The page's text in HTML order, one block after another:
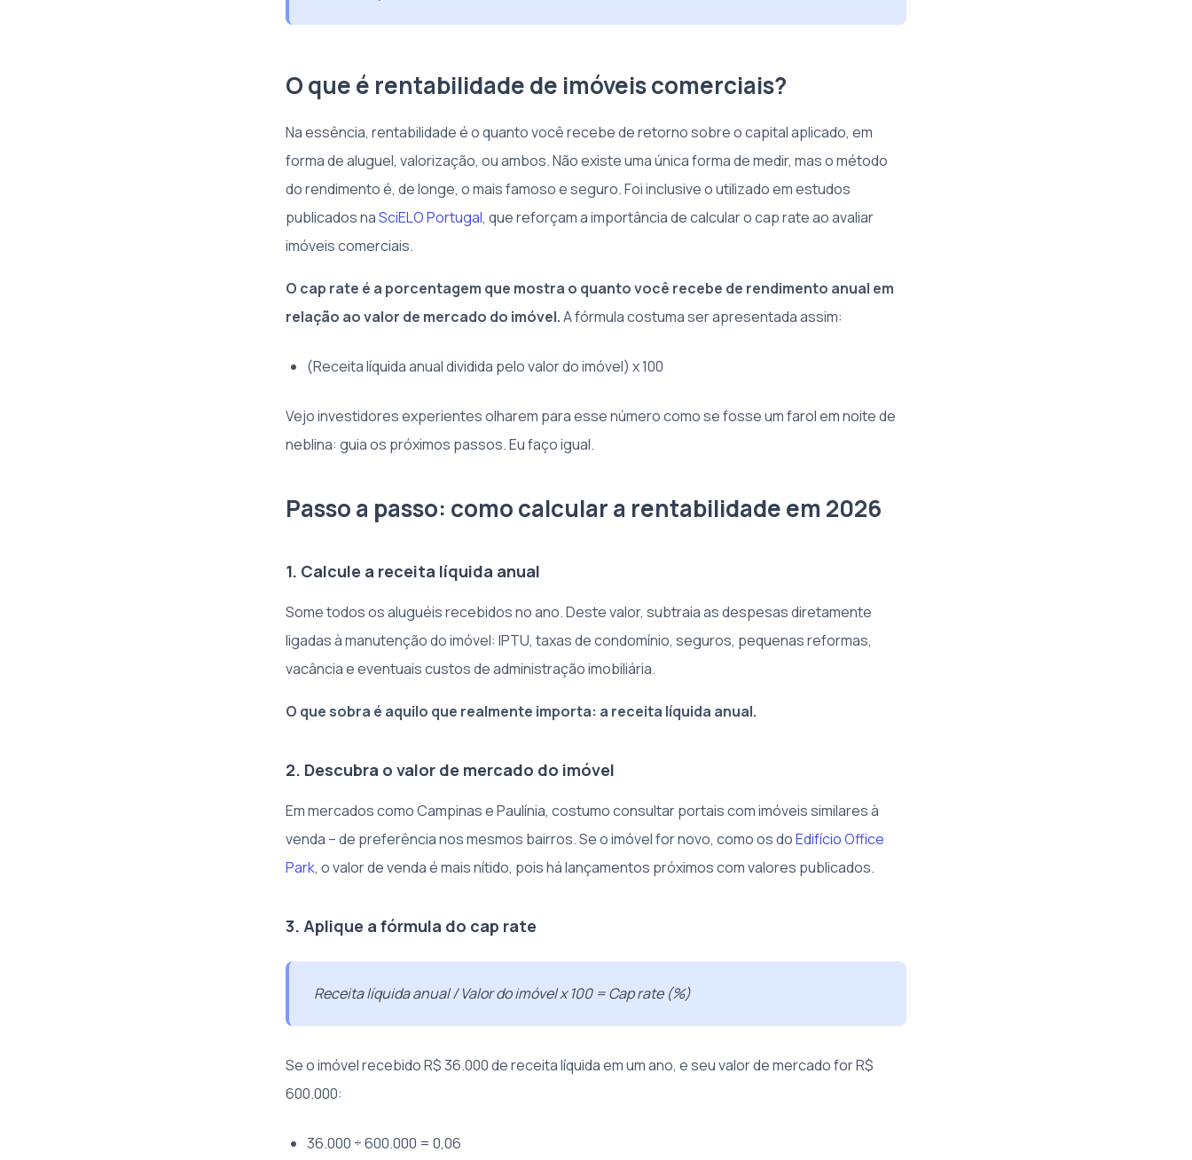
O que é rentabilidade de imóveis comerciais?
Na essência, rentabilidade é o quanto você recebe de retorno sobre o capital aplicado, em
forma de aluguel, valorização, ou ambos. Não existe uma única forma de medir, mas o método
do rendimento é, de longe, o mais famoso e seguro. Foi inclusive o utilizado em estudos
publicados naSciELO Portugal, que reforçam a importância de calcular o cap rate ao avaliar
imóveis comerciais.
O cap rate é a porcentagem que mostra o quanto você recebe de rendimento anual em
relação ao valor de mercado do imóvel.A fórmula costuma ser apresentada assim:
(Receita líquida anual dividida pelo valor do imóvel) x 100
Vejo investidores experientes olharem para esse número como se fosse um farol em noite de
neblina: guia os próximos passos. Eu faço igual.
Passo a passo: como calcular a rentabilidade em 2026
1. Calcule a receita líquida anual
Some todos os aluguéis recebidos no ano. Deste valor, subtraia as despesas diretamente
ligadas à manutenção do imóvel: IPTU, taxas de condomínio, seguros, pequenas reformas,
vacância e eventuais custos de administração imobiliária.
O que sobra é aquilo que realmente importa: a receita líquida anual.
2. Descubra o valor de mercado do imóvel
Em mercados como Campinas e Paulínia, costumo consultar portais com imóveis similares à
venda – de preferência nos mesmos bairros. Se o imóvel for novo, como os doEdifício Office
Park, o valor de venda é mais nítido, pois há lançamentos próximos com valores publicados.
3. Aplique a fórmula do cap rate
Receita líquida anual / Valor do imóvel x 100 = Cap rate (%)
Se o imóvel recebido R$ 36.000 de receita líquida em um ano, e seu valor de mercado for R$
600.000:
36.000 ÷ 600.000 = 0,06